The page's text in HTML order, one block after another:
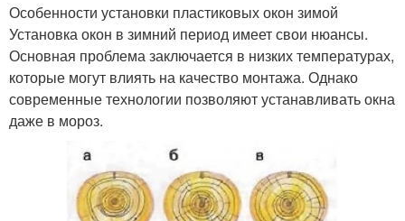
Особенности установки пластиковых окон зимой
Установка окон в зимний период имеет свои нюансы.
Основная проблема заключается в низких температурах,
которые могут влиять на качество монтажа. Однако
современные технологии позволяют устанавливать окна
даже в мороз.